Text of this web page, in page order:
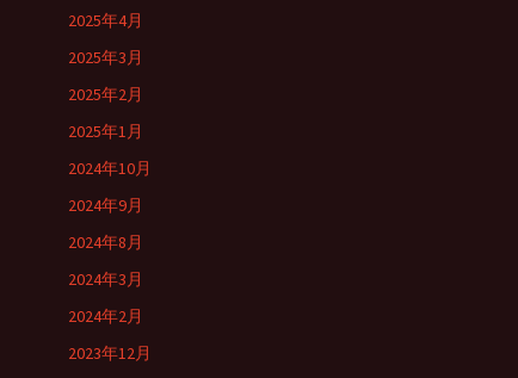
2025年4月
2025年3月
2025年2月
2025年1月
2024年10月
2024年9月
2024年8月
2024年3月
2024年2月
2023年12月